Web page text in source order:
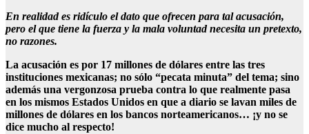
En realidad es ridículo el dato que ofrecen para tal acusación,
pero el que tiene la fuerza y la mala voluntad necesita un pretexto,
no razones.
La acusación es por 17 millones de dólares entre las tres
instituciones mexicanas; no sólo “pecata minuta” del tema; sino
además una vergonzosa prueba contra lo que realmente pasa
en los mismos Estados Unidos en que a diario se lavan miles de
millones de dólares en los bancos norteamericanos… ¡y no se
dice mucho al respecto!